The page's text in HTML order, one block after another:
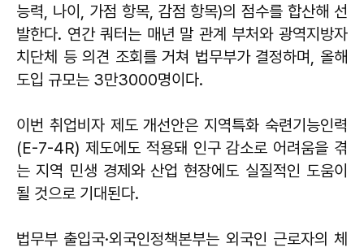
능력, 나이, 가점 항목, 감점 항목)의 점수를 합산해 선
발한다. 연간 쿼터는 매년 말 관계 부처와 광역지방자
치단체 등 의견 조회를 거쳐 법무부가 결정하며, 올해
도입 규모는 3만3000명이다.
이번 취업비자 제도 개선안은 지역특화 숙련기능인력
(E-7-4R) 제도에도 적용돼 인구 감소로 어려움을 겪
는 지역 민생 경제와 산업 현장에도 실질적인 도움이
될 것으로 기대된다.
법무부 출입국·외국인정책본부는 외국인 근로자의 체